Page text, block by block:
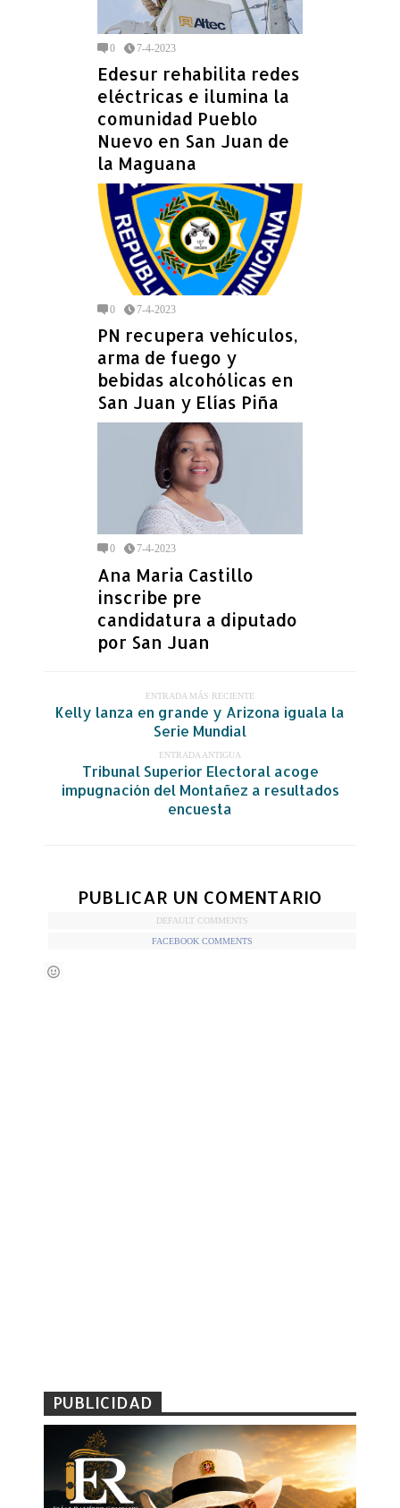
0 7-4-2023
Edesur rehabilita redes
eléctricas e ilumina la
comunidad Pueblo
Nuevo en San Juan de
la Maguana
0 7-4-2023
PN recupera vehículos,
arma de fuego y
bebidas alcohólicas en
San Juan y Elías Piña
0 7-4-2023
Ana Maria Castillo
inscribe pre
candidatura a diputado
por San Juan
ENTRADA MÁS RECIENTE
Kelly lanza en grande y Arizona iguala la
Serie Mundial
ENTRADA ANTIGUA
Tribunal Superior Electoral acoge
impugnación del Montañez a resultados
encuesta
PUBLICAR UN COMENTARIO
DEFAULT COMMENTS
FACEBOOK COMMENTS
PUBLICIDAD